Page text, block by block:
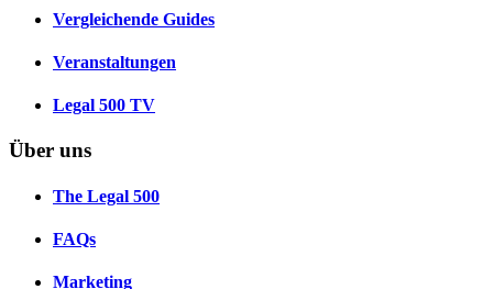
Vergleichende Guides
Veranstaltungen
Legal 500 TV
Über uns
The Legal 500
FAQs
Marketing